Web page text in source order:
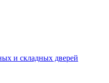
и складных дверей